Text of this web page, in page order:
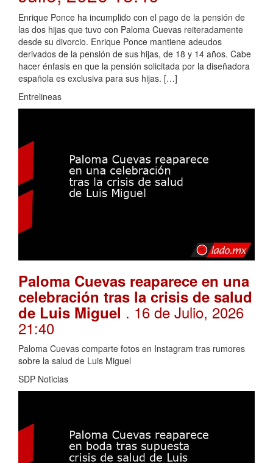
Enrique Ponce ha incumplido con el pago de la pensión de
las dos hijas que tuvo con Paloma Cuevas reiteradamente
desde su divorcio. Enrique Ponce mantiene adeudos
derivados de la pensión de sus hijas, de 18 y 14 años. Cabe
hacer énfasis en que la pensión solicitada por la diseñadora
española es exclusiva para sus hijas. […]
Entrelineas
Paloma Cuevas reaparece en una
celebración tras la crisis de salud
de Luis Miguel . 16 de Julio, 2026
21:40
Paloma Cuevas comparte fotos en Instagram tras rumores
sobre la salud de Luis Miguel
SDP Noticias